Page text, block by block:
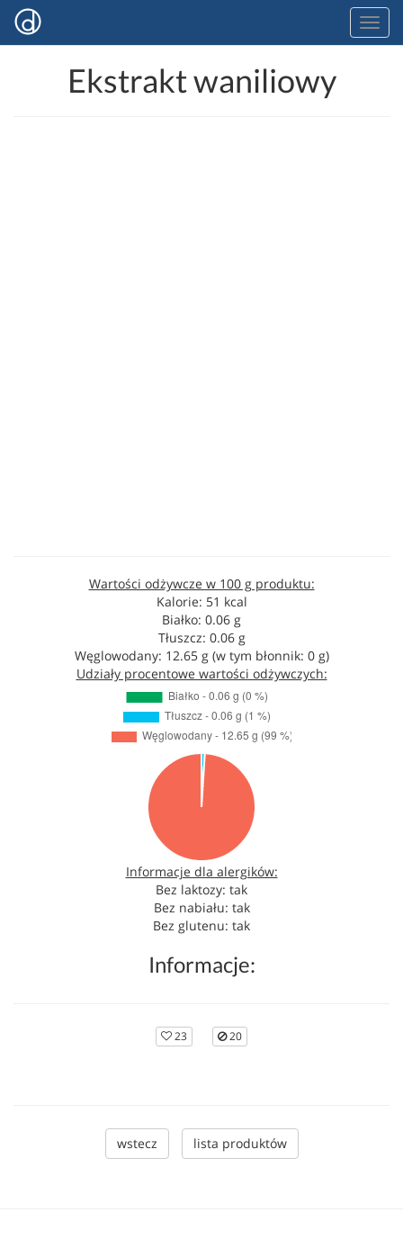
Ekstrakt waniliowy
Wartości odżywcze w 100 g produktu:
Kalorie: 51 kcal
Białko: 0.06 g
Tłuszcz: 0.06 g
Węglowodany: 12.65 g (w tym błonnik: 0 g)
Udziały procentowe wartości odżywczych:
Informacje dla alergików:
Bez laktozy: tak
Bez nabiału: tak
Bez glutenu: tak
Informacje:
23 20
wstecz lista produktów